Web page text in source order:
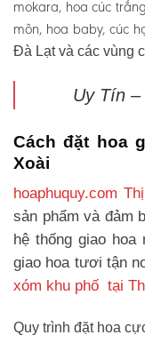
mokara, hoa cúc
môn, hoa baby, cúc
Đà Lạt và các vùng
Uy Tín –
Cách đặt hoa
Xoài
hoaphuquy.com
sản phẩm và đảm
hệ thống giao hoa
giao hoa tươi tận
xóm khu phố tại
Quy trình đặt hoa